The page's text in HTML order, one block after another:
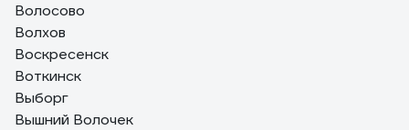
Волосово
Волхов
Воскресенск
Воткинск
Выборг
Вышний Волочек